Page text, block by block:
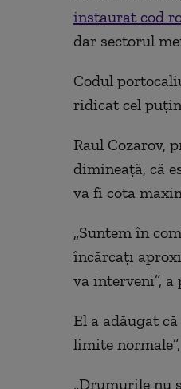
instaurat cod
dar sectorul
Codul
ridicat cel
Raul Cozarov,
dimineață, că
va fi cota
„Suntem în
încărcați
va interveni”,
El a adăugat
limite
„Drumurile nu